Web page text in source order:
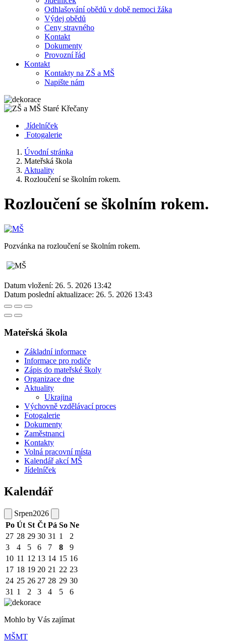
Odhlašování obědů v době nemoci žáka
Výdej obědů
Ceny stravného
Kontakt
Dokumenty
Provozní řád
Kontakt
Kontakty na ZŠ a MŠ
Napište nám
Jídelníček
Fotogalerie
Úvodní stránka
Mateřská škola
Aktuality
Rozloučení se školním rokem.
Rozloučení se školním rokem.
Pozvánka na rozloučení se školním rokem.
Datum vložení: 26. 5. 2026 13:42
Datum poslední aktualizace: 26. 5. 2026 13:43
Mateřská škola
Základní informace
Informace pro rodiče
Zápis do mateřské školy
Organizace dne
Aktuality
Ukrajina
Výchovně vzdělávací proces
Fotogalerie
Dokumenty
Zaměstnanci
Kontakty
Volná pracovní místa
Kalendář akcí MŠ
Jídelníček
Kalendář
Srpen2026
Po Út St Čt Pá So Ne
27 28 29 30 31 1
2
3
4 5 6 7 8
9
10 11 12 13 14 15 16
17 18 19 20 21 22 23
24 25 26 27 28 29 30
31 1 2 3 4 5 6
Mohlo by Vás zajímat
MŠMT